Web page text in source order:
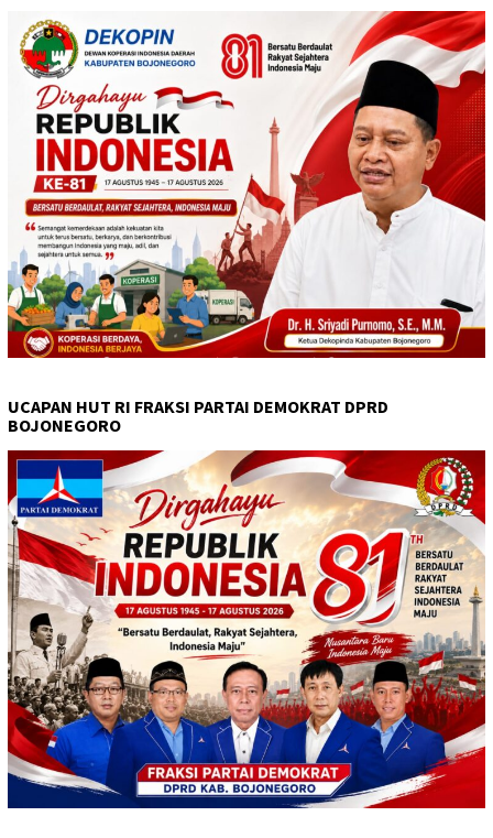
UCAPAN HUT RI FRAKSI PARTAI DEMOKRAT DPRD
BOJONEGORO